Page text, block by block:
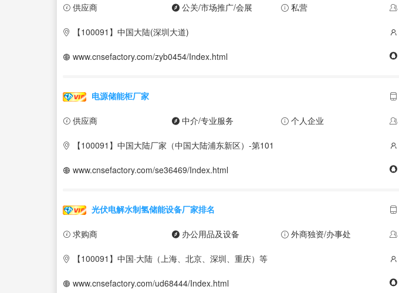
供应商 公关/市场推广/会展 私营
【100091】中国大陆(深圳大道)
www.cnsefactory.com/zyb0454/Index.html
电源储能柜厂家
供应商 中介/专业服务 个人企业
【100091】中国大陆厂家（中国大陆浦东新区）-第101
www.cnsefactory.com/se36469/Index.html
光伏电解水制氢储能设备厂家排名
求购商 办公用品及设备 外商独资/办事处
【100091】中国·大陆（上海、北京、深圳、重庆）等
www.cnsefactory.com/ud68444/Index.html